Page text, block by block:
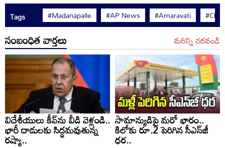
Tags #Madanapalle #AP News #Amaravati
సంబంధిత వార్తలు మరిన్ని చదవండి
విదేశీయులు కీవ్‌ను వీడి వెళ్లండి..
భారీ దాడులకు సిద్ధమవుతున్న
రష్యా..
సామాన్యుడిపై మరో భారం..
కిలోకు రూ.2 పెరిగిన సీఎన్‌జీ
ధర..